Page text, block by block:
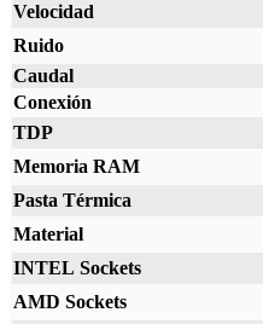
Velocidad
Ruido
Caudal
Conexión
TDP
Memoria RAM
Pasta Térmica
Material
INTEL Sockets
AMD Sockets